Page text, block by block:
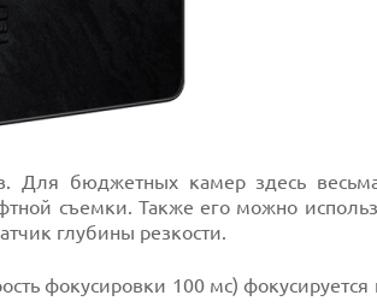
Для бюджетных камер здесь
съемки. Также его можно
глубины резкости.
фокусировки 100 мс) фокусируется